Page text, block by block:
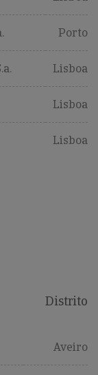
Porto
Lisboa
Lisboa
Lisboa
Distrito
Aveiro